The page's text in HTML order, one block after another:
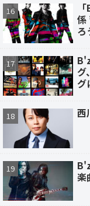
係
ろ
グ
グ
西
楽